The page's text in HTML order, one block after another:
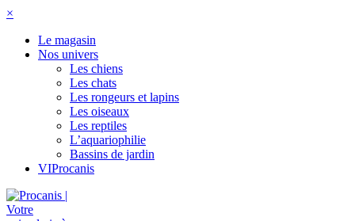
×
Le magasin
Nos univers
Les chiens
Les chats
Les rongeurs et lapins
Les oiseaux
Les reptiles
L’aquariophilie
Bassins de jardin
VIProcanis